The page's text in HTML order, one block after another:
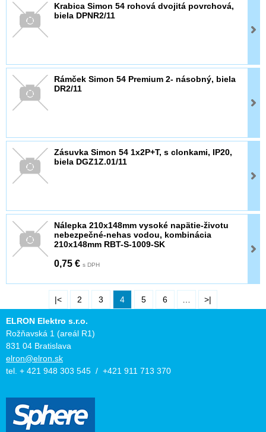
Krabica Simon 54 rohová dvojitá povrchová,
biela DPNR2/11
Rámček Simon 54 Premium 2- násobný, biela
DR2/11
Zásuvka Simon 54 1x2P+T, s clonkami, IP20,
biela DGZ1Z.01/11
Nálepka 210x148mm vysoké napätie-životu
nebezpečné-nehas vodou, kombinácia
210x148mm RBT-S-1009-SK
0,75 € s DPH
|< 2 3 4 5 6 >|
ELRON Elektro s.r.o.
Rožňavská 1 (areál R1)
831 04 Bratislava
elron@elron.sk
tel. + 421 948 303 545 / +421 911 713 370